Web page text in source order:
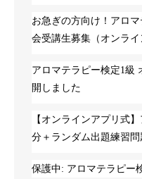
お急ぎの方向け！アロ
会受講生募集（オンライ
アロマテラピー検定1級
開しました
【オンラインアプリ式
分＋ランダム出題練習問
保護中: アロマテラピー